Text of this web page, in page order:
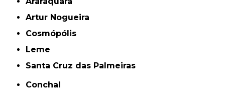
Artur Nogueira
Cosmópólis
Leme
Santa Cruz das Palmeiras
Conchal